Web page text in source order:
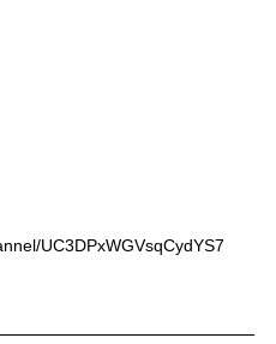
UC3DPxWGVsqCydYS7